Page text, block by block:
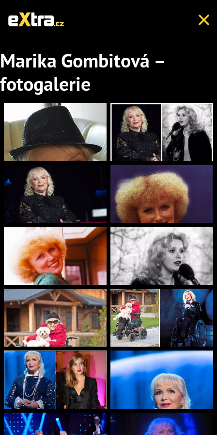
Marika Gombitová –
fotogalerie